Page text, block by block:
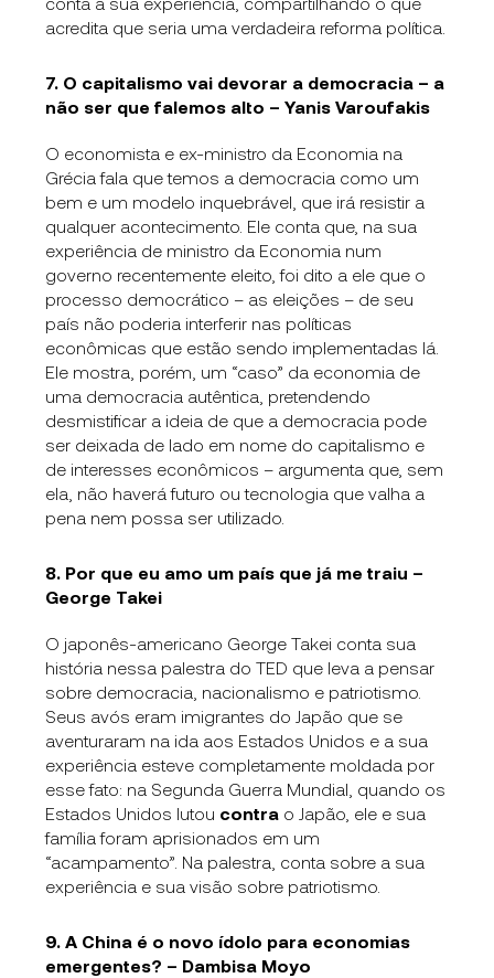
acredita que seria uma verdadeira reforma política.
7. O capitalismo vai devorar a democracia – a
não ser que falemos alto – Yanis Varoufakis
O economista e ex-ministro da Economia na
Grécia fala que temos a democracia como um
bem e um modelo inquebrável, que irá resistir a
qualquer acontecimento. Ele conta que, na sua
experiência de ministro da Economia num
governo recentemente eleito, foi dito a ele que o
processo democrático – as eleições – de seu
país não poderia interferir nas políticas
econômicas que estão sendo implementadas lá.
Ele mostra, porém, um “caso” da economia de
uma democracia autêntica, pretendendo
desmistificar a ideia de que a democracia pode
ser deixada de lado em nome do capitalismo e
de interesses econômicos – argumenta que, sem
ela, não haverá futuro ou tecnologia que valha a
pena nem possa ser utilizado.
8. Por que eu amo um país que já me traiu –
George Takei
O japonês-americano George Takei conta sua
história nessa palestra do TED que leva a pensar
sobre democracia, nacionalismo e patriotismo.
Seus avós eram imigrantes do Japão que se
aventuraram na ida aos Estados Unidos e a sua
experiência esteve completamente moldada por
esse fato: na Segunda Guerra Mundial, quando os
Estados Unidos lutou contra o Japão, ele e sua
família foram aprisionados em um
“acampamento”. Na palestra, conta sobre a sua
experiência e sua visão sobre patriotismo.
9. A China é o novo ídolo para economias
emergentes? – Dambisa Moyo